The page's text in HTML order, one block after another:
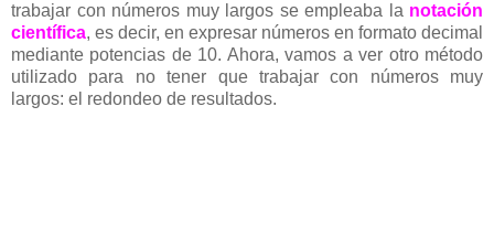
trabajar con números muy largos se empleaba la notación
científica, es decir, en expresar números en formato decimal
mediante potencias de 10. Ahora, vamos a ver otro método
utilizado para no tener que trabajar con números muy
largos: el redondeo de resultados.